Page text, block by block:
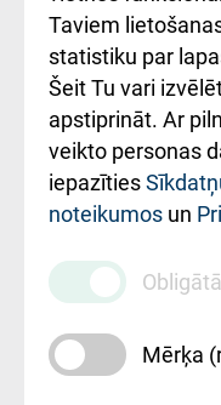
Rēķinu apmaksas
ceļvedis
Rekvizīti un
ārstniecības
iestādes kods
010000234
Maksas
pakalpojumu
cenrādis
Taviem
statistiku par
Šeit Tu vari
apstiprināt. Ar
veikto personas
iepazīties
noteikumos un
Mērķa